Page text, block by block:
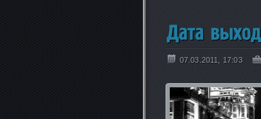
07.03.2011, 17:03